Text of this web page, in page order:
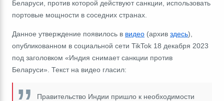
Беларуси, против которой действуют санкции, использовать
портовые мощности в соседних странах.
Данное утверждение появилось в видео (архив здесь),
опубликованном в социальной сети TikTok 18 декабря 2023
под заголовком «Индия снимает санкции против
Беларуси» . Текст на видео гласил:
Правительство Индии пришло к необходимости